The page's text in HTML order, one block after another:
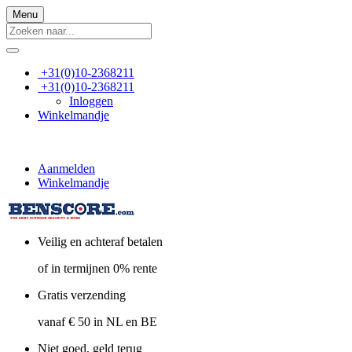
Menu
+31(0)10-2368211
+31(0)10-2368211
Inloggen
Winkelmandje
Aanmelden
Winkelmandje
Veilig en achteraf betalen
of in termijnen 0% rente
Gratis verzending
vanaf € 50 in NL en BE
Niet goed, geld terug